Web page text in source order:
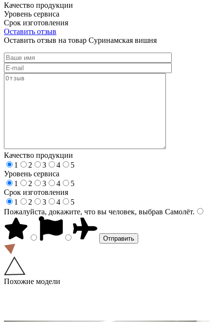
Качество продукции
Уровень сервиса
Срок изготовления
Оставить отзыв
Оставить отзыв на товар Суринамская вишня
Качество продукции
1
2 3 4
5
Уровень сервиса
1
2 3 4
5
Срок изготовления
1
2 3 4
5
Пожалуйста, докажите, что вы человек, выбрав Самолёт.
Похожие модели